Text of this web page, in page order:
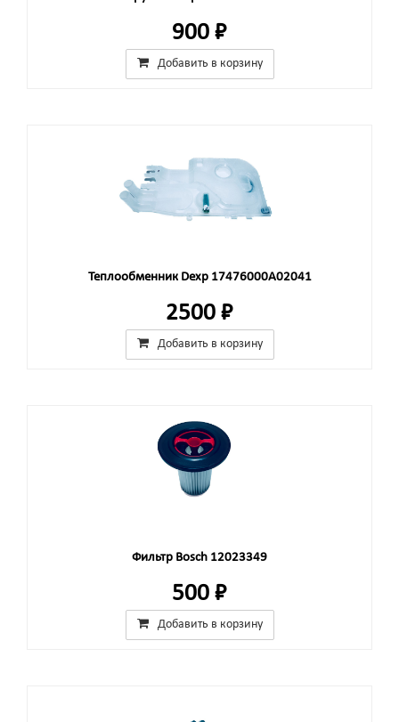
900 ₽
Добавить в корзину
Теплообменник Dexp 17476000A02041
2500 ₽
Добавить в корзину
Фильтр Bosch 12023349
500 ₽
Добавить в корзину